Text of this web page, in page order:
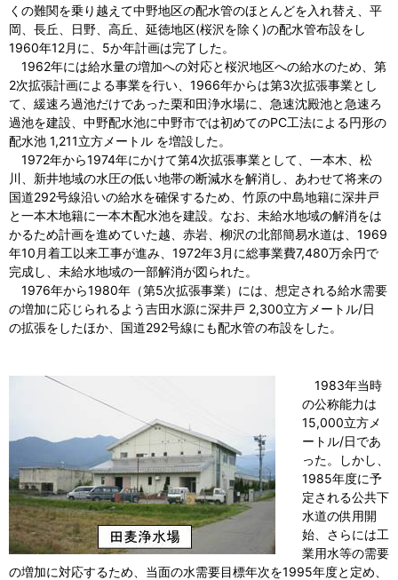
くの難関を乗り越えて中野地区の配水管のほとんどを入れ替え、平
岡、長丘、日野、高丘、延徳地区(桜沢を除く)の配水管布設をし
1960年12月に、5か年計画は完了した。
1962年には給水量の増加への対応と桜沢地区への給水のため、第
2次拡張計画による事業を行い、1966年からは第3次拡張事業とし
て、緩速ろ過池だけであった栗和田浄水場に、急速沈殿池と急速ろ
過池を建設、中野配水池に中野市では初めてのPC工法による円形の
配水池 1,211立方メートル を増設した。
1972年から1974年にかけて第4次拡張事業として、一本木、松
川、新井地域の水圧の低い地帯の断減水を解消し、あわせて将来の
国道292号線沿いの給水を確保するため、竹原の中島地籍に深井戸
と一本木地籍に一本木配水池を建設。なお、未給水地域の解消をは
かるため計画を進めていた越、赤岩、柳沢の北部簡易水道は、1969
年10月着工以来工事が進み、1972年3月に総事業費7,480万余円で
完成し、未給水地域の一部解消が図られた。
1976年から1980年（第5次拡張事業）には、想定される給水需要
の増加に応じられるよう吉田水源に深井戸 2,300立方メートル/日
の拡張をしたほか、国道292号線にも配水管の布設をした。
1983年当時
の公称能力は
15,000立方メ
ートル/日であ
った。しかし、
1985年度に予
定される公共下
水道の供用開
始、さらには工
業用水等の需要
の増加に対応するため、当面の水需要目標年次を1995年度と定め、